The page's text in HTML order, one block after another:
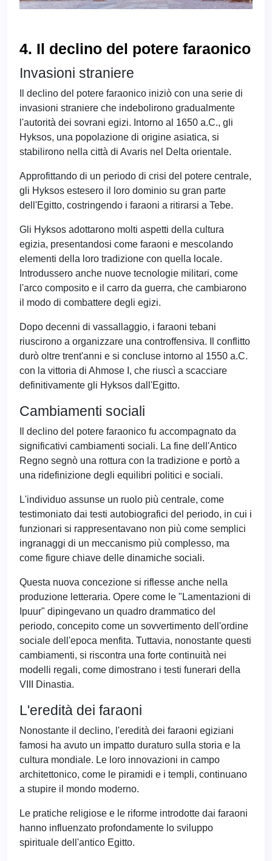
4. Il declino del potere faraonico
Invasioni straniere
Il declino del potere faraonico iniziò con una serie di
invasioni straniere che indebolirono gradualmente
l'autorità dei sovrani egizi. Intorno al 1650 a.C., gli
Hyksos, una popolazione di origine asiatica, si
stabilirono nella città di Avaris nel Delta orientale.
Approfittando di un periodo di crisi del potere centrale,
gli Hyksos estesero il loro dominio su gran parte
dell'Egitto, costringendo i faraoni a ritirarsi a Tebe.
Gli Hyksos adottarono molti aspetti della cultura
egizia, presentandosi come faraoni e mescolando
elementi della loro tradizione con quella locale.
Introdussero anche nuove tecnologie militari, come
l'arco composito e il carro da guerra, che cambiarono
il modo di combattere degli egizi.
Dopo decenni di vassallaggio, i faraoni tebani
riuscirono a organizzare una controffensiva. Il conflitto
durò oltre trent'anni e si concluse intorno al 1550 a.C.
con la vittoria di Ahmose I, che riuscì a scacciare
definitivamente gli Hyksos dall'Egitto.
Cambiamenti sociali
Il declino del potere faraonico fu accompagnato da
significativi cambiamenti sociali. La fine dell'Antico
Regno segnò una rottura con la tradizione e portò a
una ridefinizione degli equilibri politici e sociali.
L'individuo assunse un ruolo più centrale, come
testimoniato dai testi autobiografici del periodo, in cui i
funzionari si rappresentavano non più come semplici
ingranaggi di un meccanismo più complesso, ma
come figure chiave delle dinamiche sociali.
Questa nuova concezione si riflesse anche nella
produzione letteraria. Opere come le "Lamentazioni di
Ipuur" dipingevano un quadro drammatico del
periodo, concepito come un sovvertimento dell'ordine
sociale dell'epoca menfita. Tuttavia, nonostante questi
cambiamenti, si riscontra una forte continuità nei
modelli regali, come dimostrano i testi funerari della
VIII Dinastia.
L'eredità dei faraoni
Nonostante il declino, l'eredità dei faraoni egiziani
famosi ha avuto un impatto duraturo sulla storia e la
cultura mondiale. Le loro innovazioni in campo
architettonico, come le piramidi e i templi, continuano
a stupire il mondo moderno.
Le pratiche religiose e le riforme introdotte dai faraoni
hanno influenzato profondamente lo sviluppo
spirituale dell'antico Egitto.